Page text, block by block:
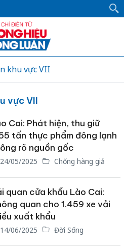
khu vực VII
vực VII
Cai: Phát hiện, thu giữ
tấn thực phẩm đông lạnh
rõ nguồn gốc
24/05/2025 Chống hàng giả
quan cửa khẩu Lào Cai:
quan cho 1.459 xe vải
xuất khẩu
14/06/2025 Đời Sống